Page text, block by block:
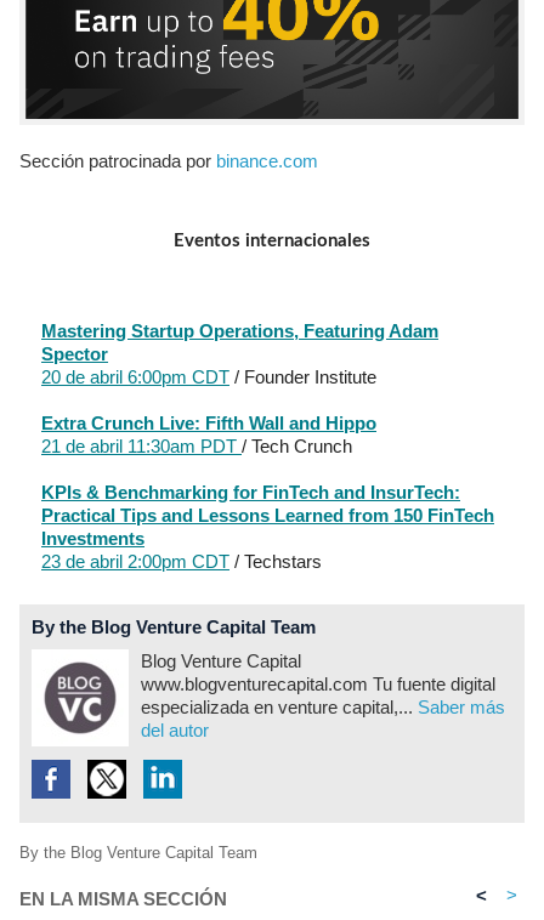
Sección patrocinada por binance.com
Eventos internacionales
Mastering Startup Operations, Featuring Adam
Spector
20 de abril 6:00pm CDT / Founder Institute
Extra Crunch Live: Fifth Wall and Hippo
21 de abril 11:30am PDT / Tech Crunch
KPIs & Benchmarking for FinTech and InsurTech:
Practical Tips and Lessons Learned from 150 FinTech
Investments
23 de abril 2:00pm CDT / Techstars
By the Blog Venture Capital Team
Blog Venture Capital
www.blogventurecapital.com Tu fuente digital
especializada en venture capital,... Saber más
del autor
By the Blog Venture Capital Team
EN LA MISMA SECCIÓN < >